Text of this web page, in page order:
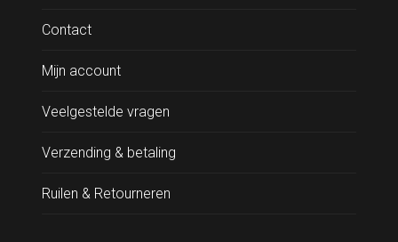
Contact
Mijn account
Veelgestelde vragen
Verzending & betaling
Ruilen & Retourneren